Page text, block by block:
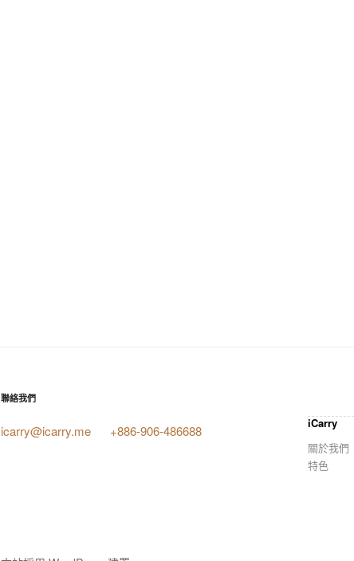
聯絡我們
icarry@icarry.me +886-906-486688
iCarry
關於我們
特色